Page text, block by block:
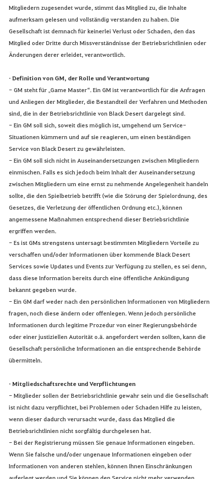
Mitgliedern zugesendet wurde, stimmt das Mitglied zu, die Inhalte
aufmerksam gelesen und vollständig verstanden zu haben. Die
Gesellschaft ist demnach für keinerlei Verlust oder Schaden, den das
Mitglied oder Dritte durch Missverständnisse der Betriebsrichtlinien oder
Änderungen derer erleidet, verantwortlich.
• Definition von GM, der Rolle und Verantwortung
- GM steht für „Game Master“. Ein GM ist verantwortlich für die Anfragen
und Anliegen der Mitglieder, die Bestandteil der Verfahren und Methoden
sind, die in der Betriebsrichtlinie von Black Desert dargelegt sind.
- Ein GM soll sich, soweit dies möglich ist, umgehend um Service-
Situationen kümmern und auf sie reagieren, um einen beständigen
Service von Black Desert zu gewährleisten.
- Ein GM soll sich nicht in Auseinandersetzungen zwischen Mitgliedern
einmischen. Falls es sich jedoch beim Inhalt der Auseinandersetzung
zwischen Mitgliedern um eine ernst zu nehmende Angelegenheit handeln
sollte, die den Spielbetrieb betrifft (wie die Störung der Spielordnung, des
Gesetzes, die Verletzung der öffentlichen Ordnung etc.), können
angemessene Maßnahmen entsprechend dieser Betriebsrichtlinie
ergriffen werden.
- Es ist GMs strengstens untersagt bestimmten Mitgliedern Vorteile zu
verschaffen und/oder Informationen über kommende Black Desert
Services sowie Updates und Events zur Verfügung zu stellen, es sei denn,
dass diese Information bereits durch eine öffentliche Ankündigung
bekannt gegeben wurde.
- Ein GM darf weder nach den persönlichen Informationen von Mitgliedern
fragen, noch diese ändern oder offenlegen. Wenn jedoch persönliche
Informationen durch legitime Prozedur von einer Regierungsbehörde
oder einer justiziellen Autorität o.ä. angefordert werden sollten, kann die
Gesellschaft persönliche Informationen an die entsprechende Behörde
übermitteln.
• Mitgliedschaftsrechte und Verpflichtungen
- Mitglieder sollen der Betriebsrichtlinie gewahr sein und die Gesellschaft
ist nicht dazu verpflichtet, bei Problemen oder Schaden Hilfe zu leisten,
wenn dieser dadurch verursacht wurde, dass das Mitglied die
Betriebsrichtlinien nicht sorgfältig durchgelesen hat.
- Bei der Registrierung müssen Sie genaue Informationen eingeben.
Wenn Sie falsche und/oder ungenaue Informationen eingeben oder
Informationen von anderen stehlen, können Ihnen Einschränkungen